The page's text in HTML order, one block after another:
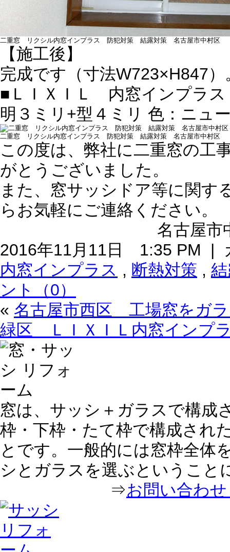
二重窓 リクシル内窓インプラス 防犯対策 結露対策 名古屋市中村区
【施工後】
完成です（寸法W723×H847）
■ＬＩＸＩＬ 内窓インプラ
明３ミリ+型４ミリ 色：ニュ
二重窓 リクシル内窓インプラス 防犯対策 結露対策 名古屋市中村区
この度は、弊社に二重窓の工
がとうございました。
また、窓サッシドア等に関す
らお気軽にご連絡ください。
名古屋
2016年11月11日 1:35 PM |
内窓インプラス , 断熱対策 ,
ント（0）
« 名古屋市西区 工場窓をガ
緑区 ＬＩＸＩＬ内窓イン
窓は、サッシ＋ガラスで構成
枠・下枠・たて枠で構成され
とです。一般的には窓枠全体
シとガラスを選ぶということ
⇒お問い合わ